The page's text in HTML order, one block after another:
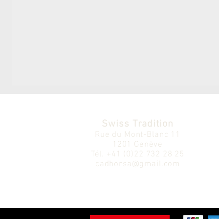
Swiss Tradition
Rue du Mont-Blanc 11
1201 Genève
Tél.
+41 (0)22 732 28 25
cadhorsa@gmail.com